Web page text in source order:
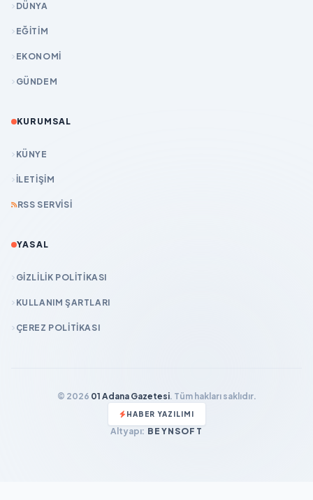
DÜNYA
EĞİTİM
EKONOMİ
GÜNDEM
KURUMSAL
KÜNYE
İLETIŞIM
RSS SERVISI
YASAL
GIZLILIK POLITIKASI
KULLANIM ŞARTLARI
ÇEREZ POLITIKASI
© 2026 01 Adana Gazetesi. Tüm hakları saklıdır.
HABER YAZILIMI
Altyapı: BEYNSOFT